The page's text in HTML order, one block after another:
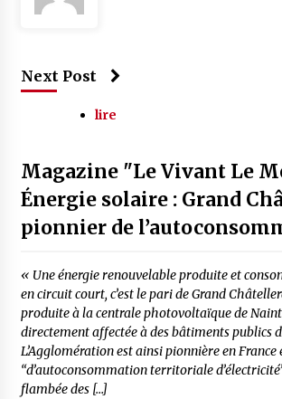
Next Post
lire
Magazine "Le Vivant Le
Énergie solaire : Grand
pionnier de
« Une énergie renouvelable produite et
en circuit court, c’est le pari de Grand
produite à la centrale photovoltaïque de
directement affectée à des bâtiments publics
L’Agglomération est ainsi pionnière en France
“d’autoconsommation territoriale
flambée des […]